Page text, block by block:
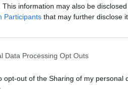
This information may also be
Participants that may further disclose
Data Processing Opt Outs
opt-out of the Sharing of my personal
Европа и Аржентина.
разширяване на
на процесите на